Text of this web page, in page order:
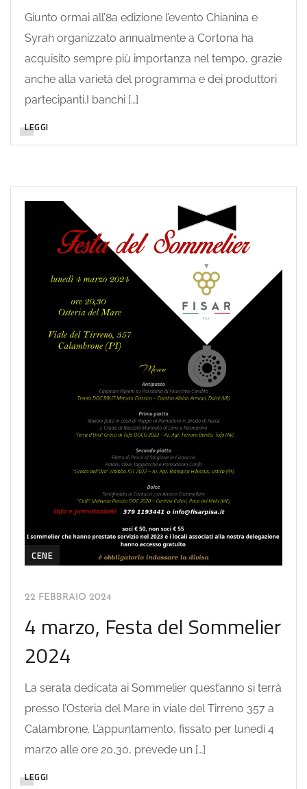
Giunto ormai all’8a edizione l’evento Chianina e
Syrah organizzato annualmente a Cortona ha
acquisito sempre più importanza nel tempo, grazie
anche alla varietà del programma e dei produttori
partecipanti.I banchi […]
LEGGI
CENE
22 FEBBRAIO 2024
4 marzo, Festa del Sommelier
2024
La serata dedicata ai Sommelier quest’anno si terrà
presso l’Osteria del Mare in viale del Tirreno 357 a
Calambrone. L’appuntamento, fissato per lunedì 4
marzo alle ore 20,30, prevede un […]
LEGGI